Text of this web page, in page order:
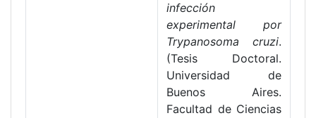
infección
experimental por
Trypanosoma cruzi.
(Tesis Doctoral.
Universidad de
Buenos Aires.
Facultad de Ciencias